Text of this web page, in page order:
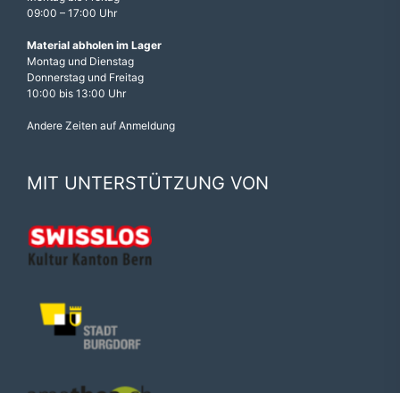
09:00 – 17:00 Uhr
Material abholen im Lager
Montag und Dienstag
Donnerstag und Freitag
10:00 bis 13:00 Uhr
Andere Zeiten auf Anmeldung
MIT UNTERSTÜTZUNG VON